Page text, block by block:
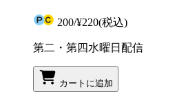
200/¥220(税込)
第二・第四水曜日配信
カートに追加